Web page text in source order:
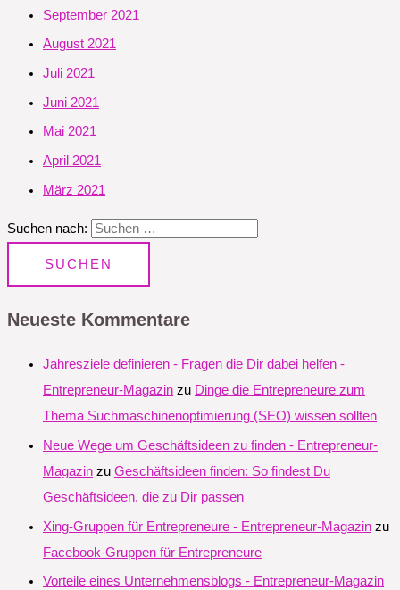
September 2021
August 2021
Juli 2021
Juni 2021
Mai 2021
April 2021
März 2021
Suchen nach:
Neueste Kommentare
Jahresziele definieren - Fragen die Dir dabei helfen -
Entrepreneur-Magazin zu Dinge die Entrepreneure zum
Thema Suchmaschinenoptimierung (SEO) wissen sollten
Neue Wege um Geschäftsideen zu finden - Entrepreneur-
Magazin zu Geschäftsideen finden: So findest Du
Geschäftsideen, die zu Dir passen
Xing-Gruppen für Entrepreneure - Entrepreneur-Magazin zu
Facebook-Gruppen für Entrepreneure
Vorteile eines Unternehmensblogs - Entrepreneur-Magazin